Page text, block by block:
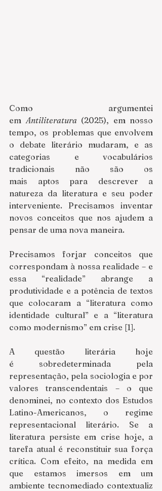
Como argumentei
em Antiliteratura (2025), em nosso
tempo, os problemas que envolvem
o debate literário mudaram, e as
categorias e vocabulários
tradicionais não são os
mais aptos para descrever a
natureza da literatura e seu poder
interveniente. Precisamos inventar
novos conceitos que nos ajudem a
pensar de uma nova maneira.
Precisamos forjar conceitos que
correspondam à nossa realidade – e
essa “realidade” abrange a
produtividade e a potência de textos
que colocaram a “literatura como
identidade cultural” e a “literatura
como modernismo” em crise [1].
A questão literária hoje
é sobredeterminada pela
representação, pela sociologia e por
valores transcendentais – o que
denominei, no contexto dos Estudos
Latino-Americanos, o regime
representacional literário. Se a
literatura persiste em crise hoje, a
tarefa atual é reconstituir sua força
crítica. Com efeito, na medida em
que estamos imersos em um
ambiente tecnomediado contextualiz